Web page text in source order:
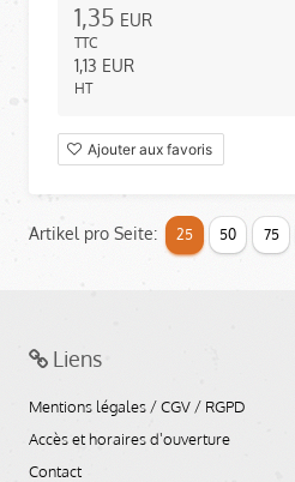
1,35 EUR
TTC
1,13 EUR
HT
Ajouter aux favoris
Artikel pro Seite: 25 50 75
Liens
Mentions légales / CGV / RGPD
Accès et horaires d'ouverture
Contact